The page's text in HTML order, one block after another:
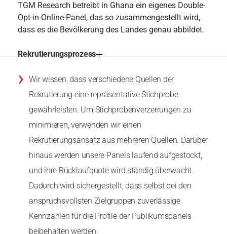
TGM Research betreibt in Ghana ein eigenes Double-
Opt-in-Online-Panel, das so zusammengestellt wird,
dass es die Bevölkerung des Landes genau abbildet.
Rekrutierungsprozess
› Wir wissen, dass verschiedene Quellen der
Rekrutierung eine repräsentative Stichprobe
gewährleisten. Um Stichprobenverzerrungen zu
minimieren, verwenden wir einen
Rekrutierungsansatz aus mehreren Quellen. Darüber
hinaus werden unsere Panels laufend aufgestockt,
und ihre Rücklaufquote wird ständig überwacht.
Dadurch wird sichergestellt, dass selbst bei den
anspruchsvollsten Zielgruppen zuverlässige
Kennzahlen für die Profile der Publikumspanels
beibehalten werden.